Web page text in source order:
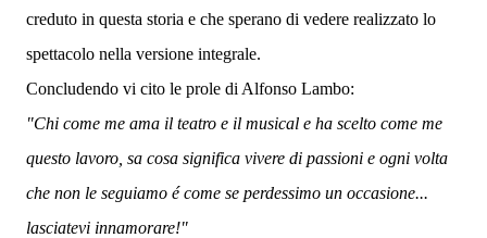
creduto in questa storia e che sperano di vedere realizzato lo
spettacolo nella versione integrale.
Concludendo vi cito le prole di Alfonso Lambo:
"Chi come me ama il teatro e il musical e ha scelto come me
questo lavoro, sa cosa significa vivere di passioni e ogni volta
che non le seguiamo é come se perdessimo un occasione...
lasciatevi innamorare!"